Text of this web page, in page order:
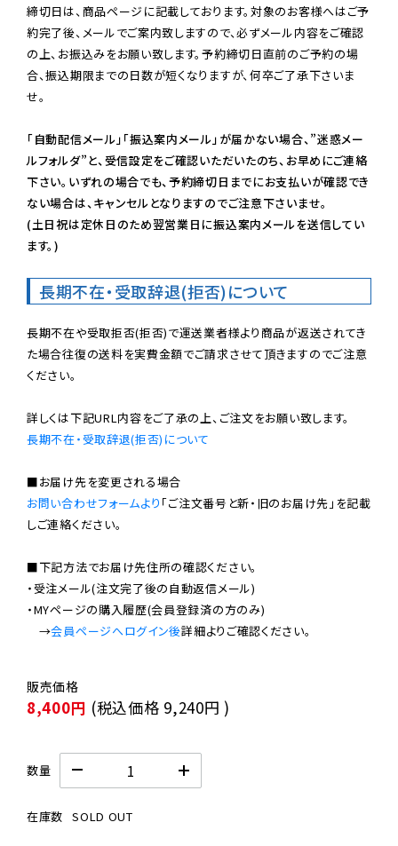
締切日は、商品ページに記載しております。対象のお客様へはご予
約完了後、メールでご案内致しますので、必ずメール内容をご確認
の上、お振込みをお願い致します。予約締切日直前のご予約の場
合、振込期限までの日数が短くなりますが、何卒ご了承下さいま
せ。
「自動配信メール」「振込案内メール」が届かない場合、”迷惑メー
ルフォルダ”と、受信設定をご確認いただいたのち、お早めにご連絡
下さい。いずれの場合でも、予約締切日までにお支払いが確認でき
ない場合は、キャンセルとなりますのでご注意下さいませ。
(土日祝は定休日のため翌営業日に振込案内メールを送信してい
ます。)
長期不在・受取辞退(拒否)について
長期不在や受取拒否(拒否)で運送業者様より商品が返送されてき
た場合往復の送料を実費金額でご請求させて頂きますのでご注意
ください。
長期不在・受取辞退(拒否)について
お問い合わせフォームより 「ご注文番号と新・旧のお届け先」を記載
しご連絡ください。
■下記方法でお届け先住所の確認ください。
・受注メール(注文完了後の自動返信メール)
・MYページの購入履歴(会員登録済の方のみ)
→会員ページへログイン後
8,400円 (税込価格 9,240円 )
数量
在庫数 SOLD OUT